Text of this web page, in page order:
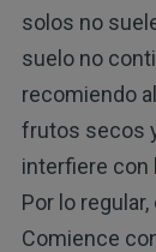
solos no
suelo no
recomiendo
frutos secos
interfiere con
Por lo
Comience